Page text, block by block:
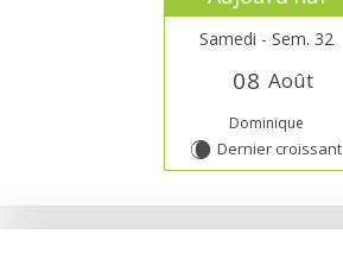
Samedi - Sem. 32
08 Août
Dominique
W Dernier croissant